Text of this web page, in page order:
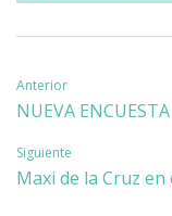
de
Anterior
NUEVA
Siguiente
Maxi de la Cruz